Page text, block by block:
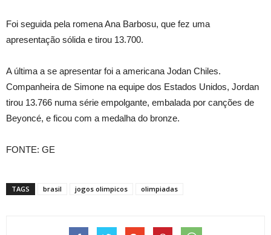
Foi seguida pela romena Ana Barbosu, que fez uma
apresentação sólida e tirou 13.700.
A última a se apresentar foi a americana Jodan Chiles.
Companheira de Simone na equipe dos Estados Unidos, Jordan
tirou 13.766 numa série empolgante, embalada por canções de
Beyoncé, e ficou com a medalha do bronze.
FONTE: GE
TAGS brasil jogos olimpicos olimpiadas